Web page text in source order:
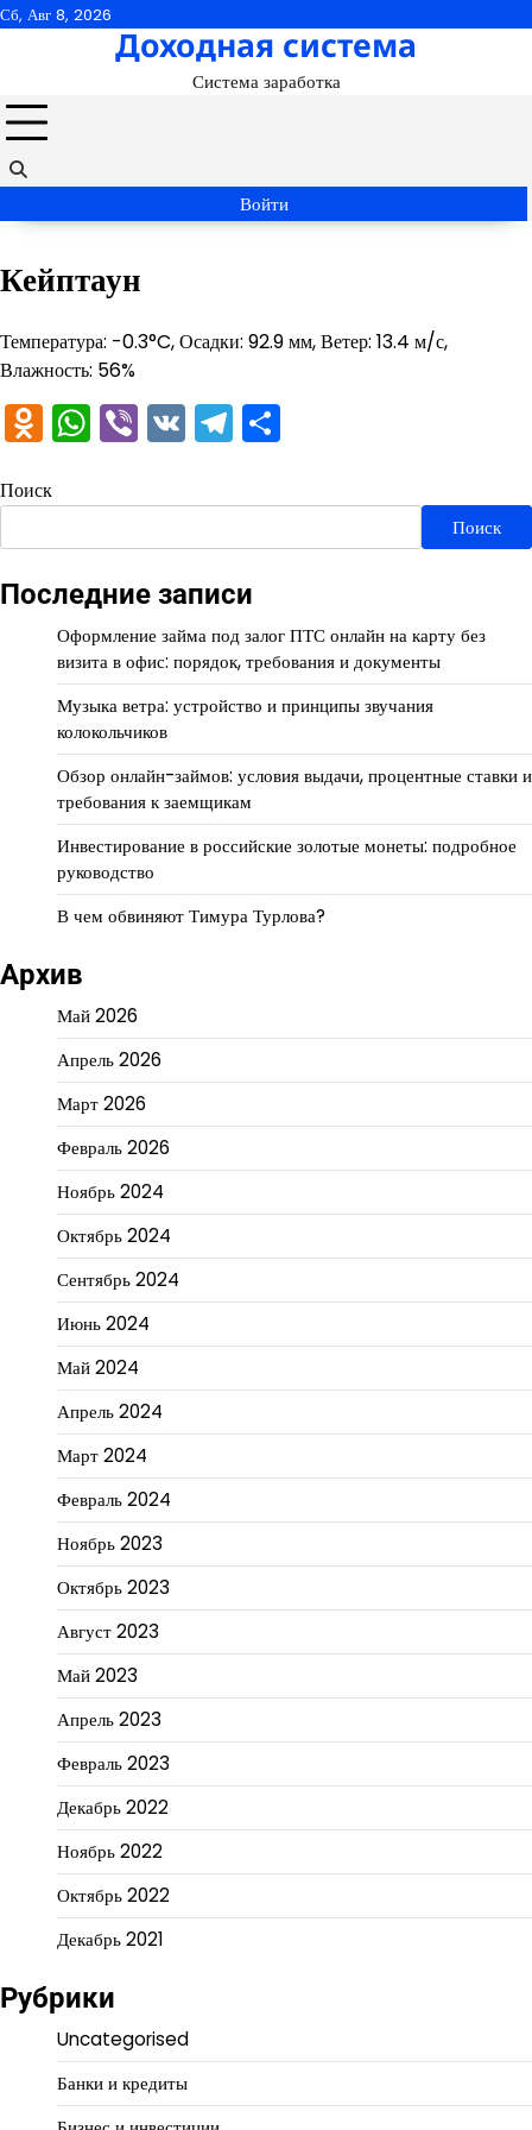
Перейти
Сб, Авг 8, 2026
Доходная система
Система заработка
Войти
Кейптаун
Температура: -0.3°C, Осадки: 92.9 мм, Ветер: 13.4 м/с,
Влажность: 56%
Odnoklassniki
WhatsApp
Viber
VKTelegram
Поиск
Поиск
Последние записи
Оформление займа под залог ПТС онлайн на карту без
визита в офис: порядок, требования и документы
Музыка ветра: устройство и принципы звучания
колокольчиков
Обзор онлайн-займов: условия выдачи, процентные ставки и
требования к заемщикам
Инвестирование в российские золотые монеты: подробное
руководство
В чем обвиняют Тимура Турлова?
Архив
Май 2026
Апрель 2026
Март 2026
Февраль 2026
Ноябрь 2024
Октябрь 2024
Сентябрь 2024
Июнь 2024
Май 2024
Апрель 2024
Март 2024
Февраль 2024
Ноябрь 2023
Октябрь 2023
Август 2023
Май 2023
Апрель 2023
Февраль 2023
Декабрь 2022
Ноябрь 2022
Октябрь 2022
Декабрь 2021
Рубрики
Uncategorised
Банки и кредиты